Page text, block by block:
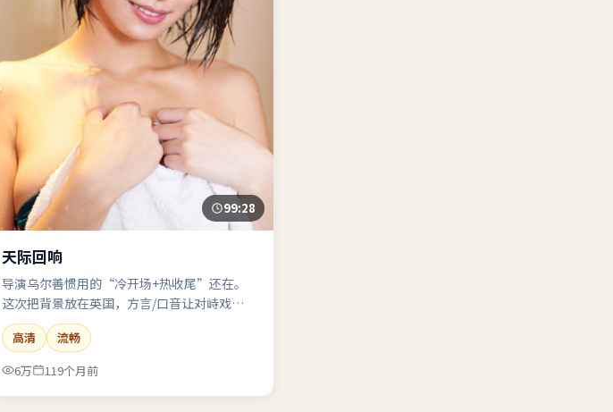
99:28
天际回响
导演乌尔善惯用的“冷开场+热收尾”还在。
这次把背景放在英国，方言/口音让对峙戏更
刺。
高清
流畅
6万
119个月前